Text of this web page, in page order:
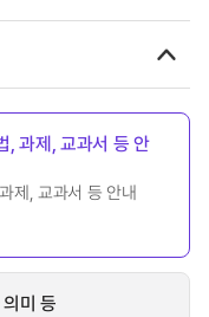
, 과제, 교과서 등 안
제, 교과서 등 안내
미 등